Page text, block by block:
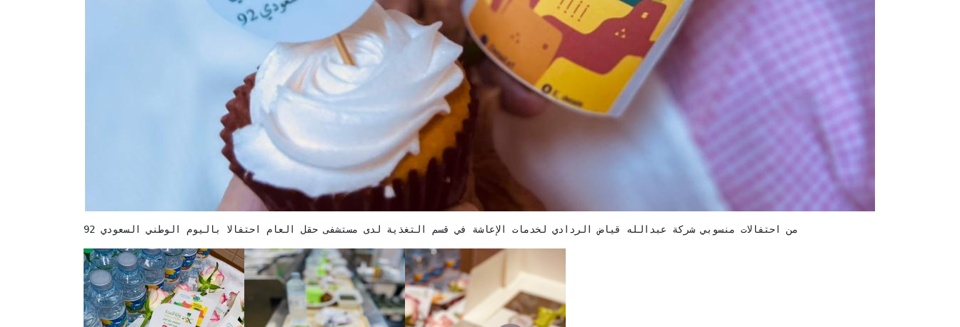
من احتفالات منسوبي شركة عبدالله قياض الردادي لخدمات الإعاشة في قسم التغذية لدى مستشفى حقل العام احتفالا باليوم الوطني السعودي 92